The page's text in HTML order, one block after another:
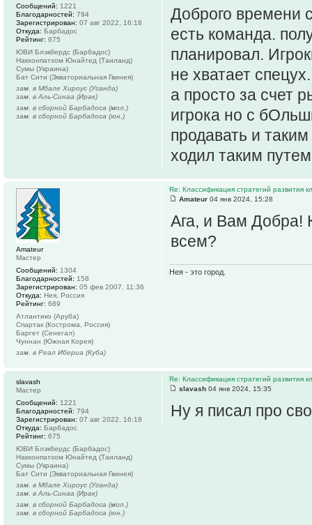
Доброго времени
есть команда.
планировал.
не хватает
а просто за счет
игрока но с
продавать и
ходил таким
Сообщений: 1221
Благодарностей: 794
Зарегистрирован: 07 авг 2022, 16:18
Откуда: Барбадос
Рейтинг: 675
ЮВИ Блэкбердс (Барбадос)
Накхонпатхом Юнайтед (Таиланд)
Сумы (Украина)
Бат Сити (Экваториальная Гвинея)
зам. в Мбале Хироус (Уганда)
зам. в Аль-Синаа (Ирак)
зам. в сборной Барбадоса (мол.)
зам. в сборной Барбадоса (юн.)
Re: Классификация стратегий развития
Amateur 04 янв 2024, 15:28
Ага, и Вам Добра!
всем?
Нея - это город.
Amateur
Мастер
Сообщений: 1304
Благодарностей: 158
Зарегистрирован: 05 фев 2007, 11:36
Откуда: Нея, Россия
Рейтинг: 689
Атлантико (Аруба)
Спартак (Кострома, Россия)
Баргет (Сенегал)
Чуннан (Южная Корея)
зам. в Реал Ибериа (Куба)
Re: Классификация стратегий развития
slavash 04 янв 2024, 15:35
Ну я писал про
slavash
Мастер
Сообщений: 1221
Благодарностей: 794
Зарегистрирован: 07 авг 2022, 16:18
Откуда: Барбадос
Рейтинг: 675
ЮВИ Блэкбердс (Барбадос)
Накхонпатхом Юнайтед (Таиланд)
Сумы (Украина)
Бат Сити (Экваториальная Гвинея)
зам. в Мбале Хироус (Уганда)
зам. в Аль-Синаа (Ирак)
зам. в сборной Барбадоса (мол.)
зам. в сборной Барбадоса (юн.)